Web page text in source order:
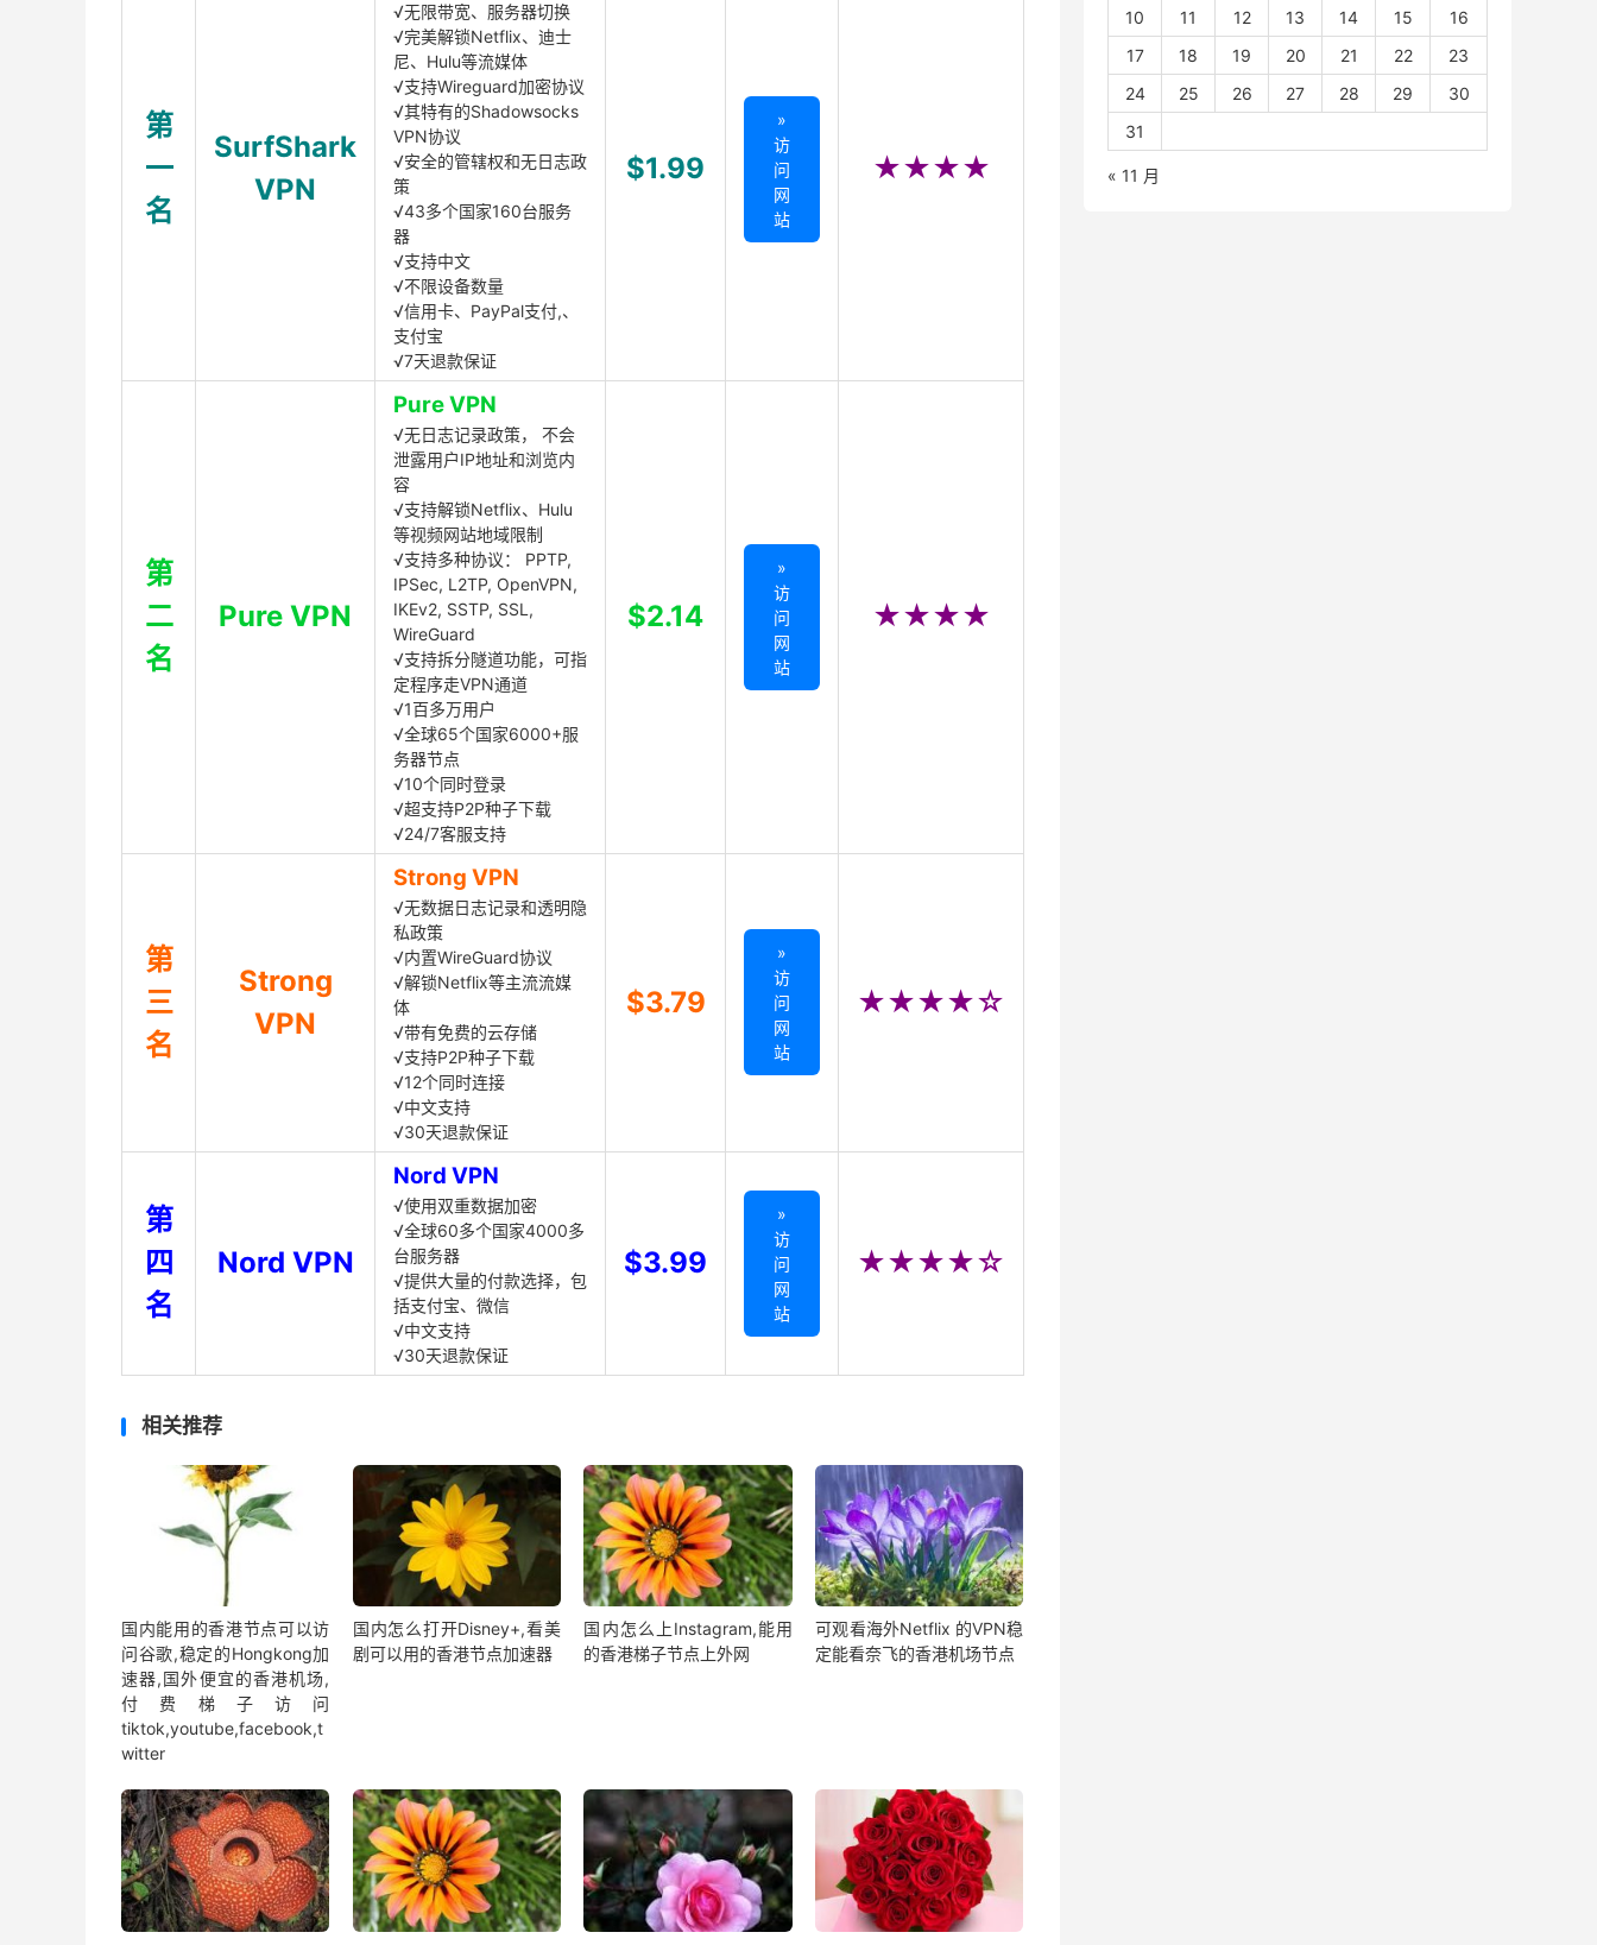
第
一
名
SurfShark
VPN
√无限带宽、服务器切换
√完美解锁Netflix、迪士
尼、Hulu等流媒体
√支持Wireguard加密协议
√其特有的Shadowsocks
VPN协议
√安全的管辖权和无日志政
策
√43多个国家160台服务
器
√支持中文
√不限设备数量
√信用卡、PayPal支付,、
支付宝
√7天退款保证
$1.99
»
访
问
网
站
★★★★
第
二
名
Pure VPN
Pure VPN
√无日志记录政策， 不会
泄露用户IP地址和浏览内
容
√支持解锁Netflix、Hulu
等视频网站地域限制
√支持多种协议： PPTP,
IPSec, L2TP, OpenVPN,
IKEv2, SSTP, SSL,
WireGuard
√支持拆分隧道功能，可指
定程序走VPN通道
√1百多万用户
√全球65个国家6000+服
务器节点
√10个同时登录
√超支持P2P种子下载
√24/7客服支持
$2.14
»
访
问
网
站
★★★★
第
三
名
Strong
VPN
Strong VPN
√无数据日志记录和透明隐
私政策
√内置WireGuard协议
√解锁Netflix等主流流媒
体
√带有免费的云存储
√支持P2P种子下载
√12个同时连接
√中文支持
√30天退款保证
$3.79
»
访
问
网
站
★★★★☆
第
四
名
Nord VPN
Nord VPN
√使用双重数据加密
√全球60多个国家4000多
台服务器
√提供大量的付款选择，包
括支付宝、微信
√中文支持
√30天退款保证
$3.99
»
访
问
网
站
★★★★☆
相关推荐
国内能用的香港节点可以访
问谷歌,稳定的Hongkong加
速器,国外便宜的香港机场,
付费梯子访问
tiktok,youtube,facebook,t
witter
国内怎么打开Disney+,看美
剧可以用的香港节点加速器
国内怎么上Instagram,能用
的香港梯子节点上外网
可观看海外Netflix 的VPN稳
定能看奈飞的香港机场节点
10
11 12 13 14 15
16
17
18 19 20 21 22
23
24
25 26 27 28 29
30
31
« 11 月